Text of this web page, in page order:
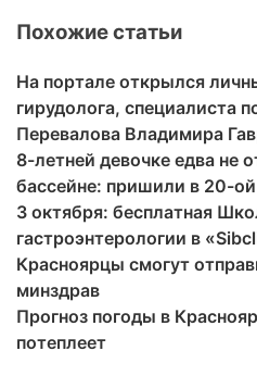
Похожие статьи
На портале открылся
гирудолога, специалиста
Перевалова Владимира
8-летней девочке едва не
бассейне: пришили в 20-
3 октября: бесплатная
гастроэнтерологии в
Красноярцы смогут
минздрав
Прогноз погоды в
потеплеет